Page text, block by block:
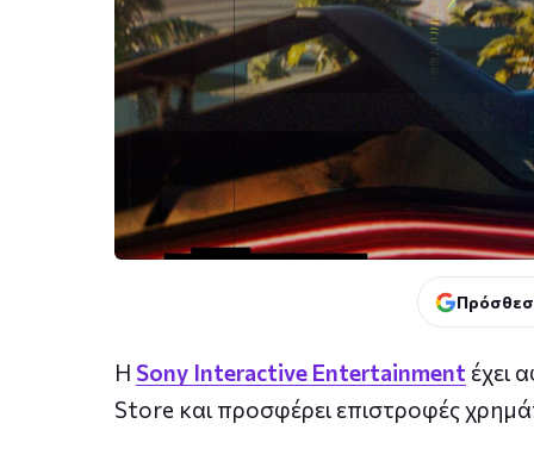
Η Sony Interactive Entertainment έχει
Store και προσφέρει επιστροφές